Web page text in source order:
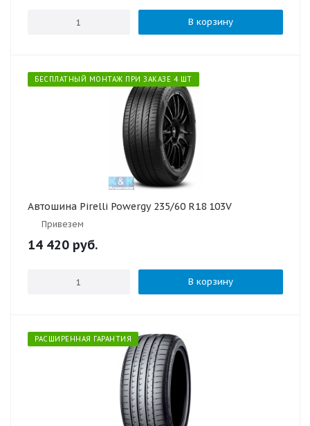
В корзину
БЕСПЛАТНЫЙ МОНТАЖ ПРИ ЗАКАЗЕ 4 ШТ
Автошина Pirelli Powergy 235/60 R18 103V
Привезем
14 420 руб.
В корзину
РАСШИРЕННАЯ ГАРАНТИЯ